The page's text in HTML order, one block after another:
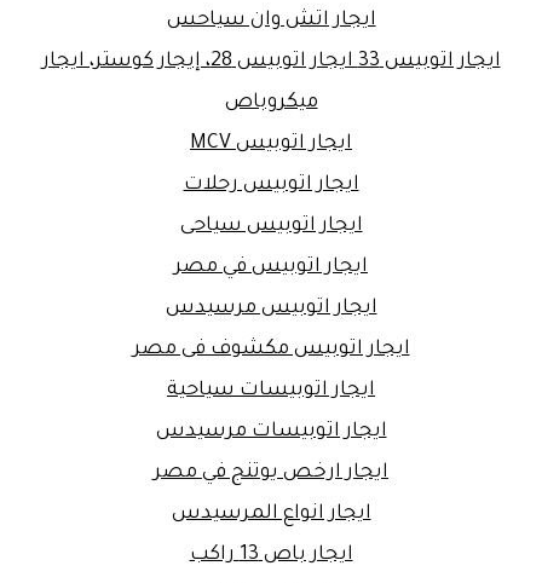
ايجار اتش وان سياحس
ايجار اتوبيس 33 ايجار اتوبيس 28، إيجار كوستر، ايجار
ميكروباص
ايجار اتوبيس MCV
ايجار اتوبيس رحلات
ايجار اتوبيس سياحى
ايجار اتوبيس في مصر
ايجار اتوبيس مرسيدس
ايجار اتوبيس مكشوف فى مصر
ايجار اتوبيسات سياحية
ايجار اتوبيسات مرسيدس
ايجار ارخص يوتنج في مصر
ايجار انواع المرسيدس
ايجار باص 13 راكب